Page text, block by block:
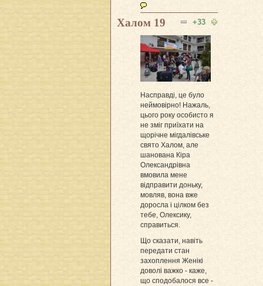
+33
Халом 19
Насправді, це було
неймовірно! Нажаль,
цього року особисто я
не зміг приїхати на
щорічне мігдалівське
свято Халом, але
шанована Кіра
Олександрівна
вмовила мене
відправити доньку,
мовляв, вона вже
доросла і цілком без
тебе, Олексику,
справиться.
Що сказати, навіть
передати стан
захоплення Женікі
доволі важко - каже,
що сподобалося все -